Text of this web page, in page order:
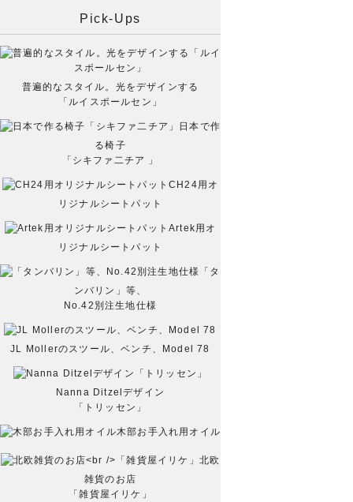
Pick-Ups
普遍的なスタイル。光をデザインする
「ルイスポールセン」
日本で作
る椅子
「シキファ二チア 」
CH24用オ
リジナルシートパット
Artek用オ
リジナルシートパット
「タ
ンバリン」等、
No.42別注生地仕様
JL Mollerのスツール、ベンチ、Model 78
Nanna Ditzelデザイン
「トリッセン」
木部お手入れ用オイル
北欧
雑貨のお店
「雑貨屋イリケ」